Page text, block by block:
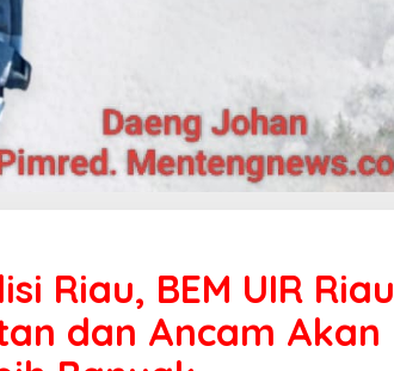
Riau, BEM UIR Riau
dan Ancam Akan